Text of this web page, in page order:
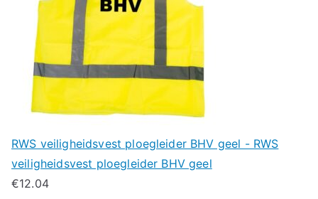
RWS veiligheidsvest ploegleider BHV geel - RWS
veiligheidsvest ploegleider BHV geel
€12.04